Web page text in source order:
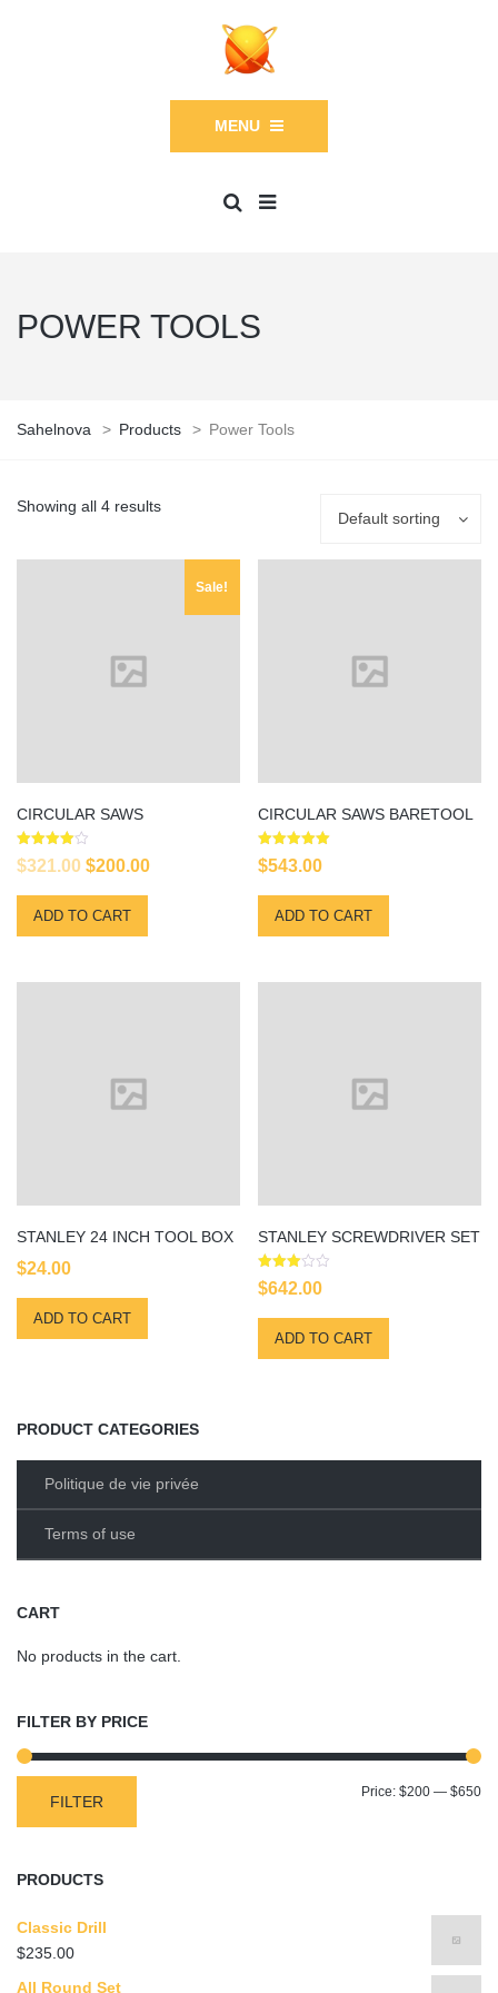
MENU
POWER TOOLS
Sahelnova > Products > Power Tools
Showing all 4 results
Default sorting
Sale!
CIRCULAR SAWS
Rated
4.00
$321.00 Original
price
was:
$200.00Current
ADD TO CART
CIRCULAR SAWS BARETOOL
Rated
5.00
$543.00
ADD TO CART
STANLEY 24 INCH TOOL BOX
$24.00
ADD TO CART
STANLEY SCREWDRIVER SET
Rated
3.00
5
$642.00
ADD TO CART
PRODUCT CATEGORIES
Politique de vie privée
Terms of use
CART
No products in the cart.
FILTER BY PRICE
FILTER
Price: $200 — $650
PRODUCTS
Classic Drill
$235.00
All Round Set